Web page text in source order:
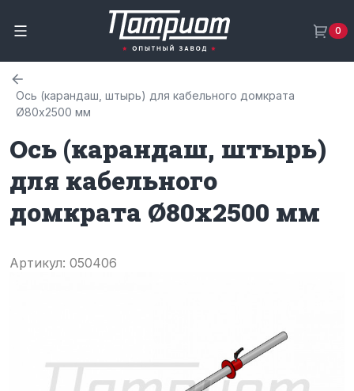
0
Ось (карандаш, штырь) для кабельного домкрата
Ø80х2500 мм
Ось (карандаш, штырь)
для кабельного
домкрата Ø80х2500 мм
Артикул: 050406